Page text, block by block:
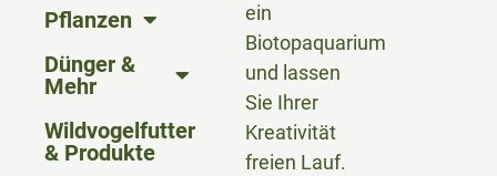
Pflanzen
Dünger &
Mehr
Wildvogelfutter
& Produkte
ein
Biotopaquarium
und lassen
Sie Ihrer
Kreativität
freien Lauf.